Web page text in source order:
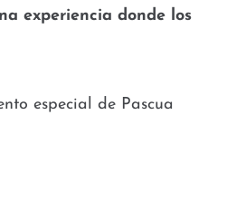
experiencia donde los
especial de Pascua